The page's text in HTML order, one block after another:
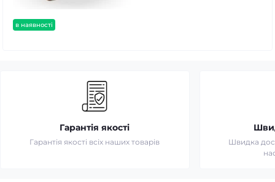
в наявності
Гарантія якості
Гарантія якості всіх наших товарів
Швидка